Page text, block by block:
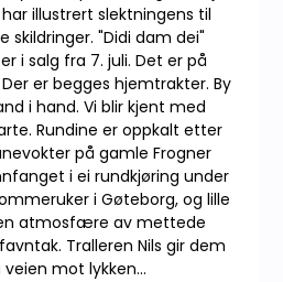
illustrert slektningens til
"Didi dam dei"
i salg fra 7. juli. Det er på
er begges hjemtrakter. By
i hand. Vi blir kjent med
Rundine er oppkalt etter
på gamle Frogner
i ei rundkjøring under
i Gøteborg, og lille
atmosfære av mettede
Tralleren Nils gir dem
mot lykken...